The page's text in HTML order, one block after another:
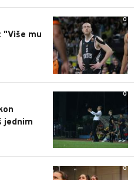
0
"Više mu
0
jednim
0